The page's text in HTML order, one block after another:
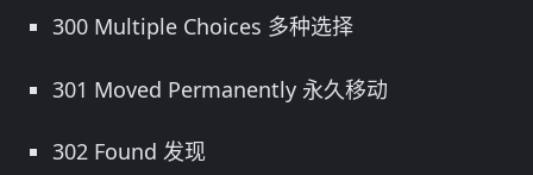
300 Multiple Choices 多种选择
301 Moved Permanently 永久移动
302 Found 发现